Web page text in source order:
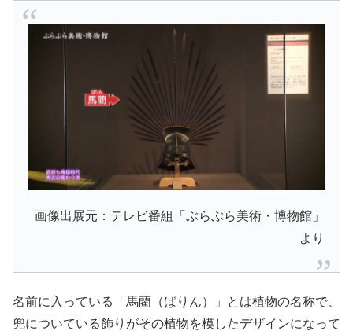
画像出展元：テレビ番組「ぶらぶら美術・博物館」
より
名前に入っている「馬藺（ばりん）」とは植物の名称で、
兜についている飾りがその植物を模したデザインになって